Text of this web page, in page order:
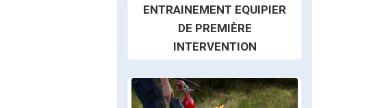
ENTRAINEMENT EQUIPIER
DE PREMIÈRE
INTERVENTION